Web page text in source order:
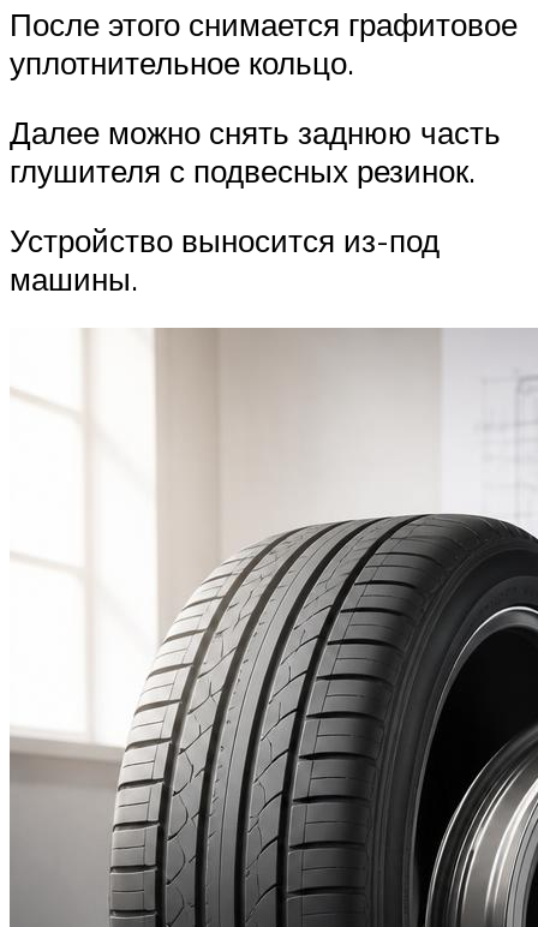
После этого снимается графитовое
уплотнительное кольцо.
Далее можно снять заднюю часть
глушителя с подвесных резинок.
Устройство выносится из-под
машины.